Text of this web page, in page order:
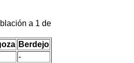
a 1 de
Berdejo
-